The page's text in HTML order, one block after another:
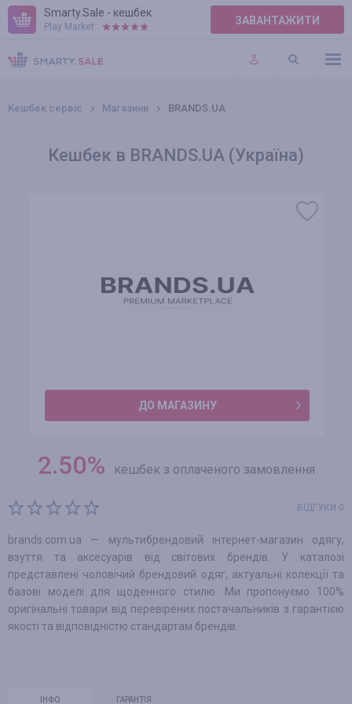
Smarty.Sale - кешбек
Play Market: ЗАВАНТАЖИТИ
ПРАВИЛА
ПЛАГІНИ
Кешбек сервіс Магазини BRANDS.UA
Кешбек в BRANDS.UA (Україна)
ДО МАГАЗИНУ
2.50% кешбек з оплаченого замовлення
ВІДГУКИ 0
brands.com.ua — мультибрендовий інтернет-магазин одягу,
взуття та аксесуарів від світових брендів. У каталозі
представлені чоловічий брендовий одяг, актуальні колекції та
базові моделі для щоденного стилю. Ми пропонуємо 100%
оригінальні товари від перевірених постачальників з гарантією
якості та відповідністю стандартам брендів.
ІНФО ГАРАНТІЯ